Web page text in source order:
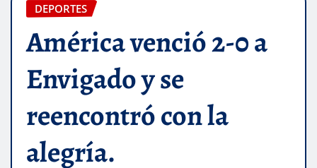
DEPORTES
América venció 2-0 a
Envigado y se
reencontró con la
alegría.